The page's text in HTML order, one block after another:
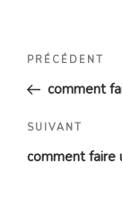
Navigation
l’article
Article
précédent
PRÉCÉDENT
comment
Article
suivant
SUIVANT
comment faire